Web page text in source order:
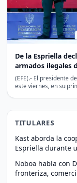
De la Espriella
armados ilegales
(EFE).- El presidente
este viernes, en su
TITULARES
Kast aborda la
Espriella durante
Noboa habla con
fronteriza,